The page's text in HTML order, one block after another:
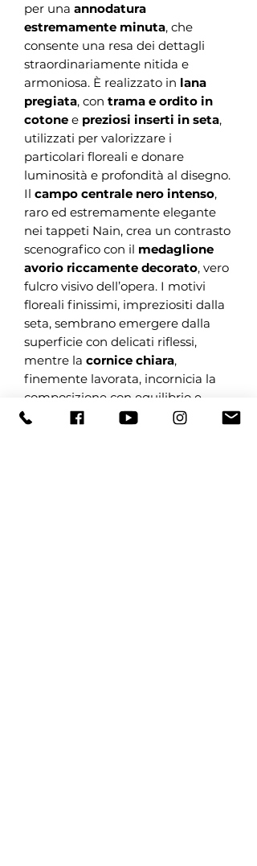
per una annodatura
estremamente minuta, che
consente una resa dei dettagli
straordinariamente nitida e
armoniosa. È realizzato in lana
pregiata, con trama e ordito in
cotone e preziosi inserti in seta,
utilizzati per valorizzare i
particolari floreali e donare
luminosità e profondità al disegno.
Il campo centrale nero intenso,
raro ed estremamente elegante
nei tappeti Nain, crea un contrasto
scenografico con il medaglione
avorio riccamente decorato, vero
fulcro visivo dell’opera. I motivi
floreali finissimi, impreziositi dalla
seta, sembrano emergere dalla
superficie con delicati riflessi,
mentre la cornice chiara,
finemente lavorata, incornicia la
composizione con equilibrio e
leggerezza, esaltandone la